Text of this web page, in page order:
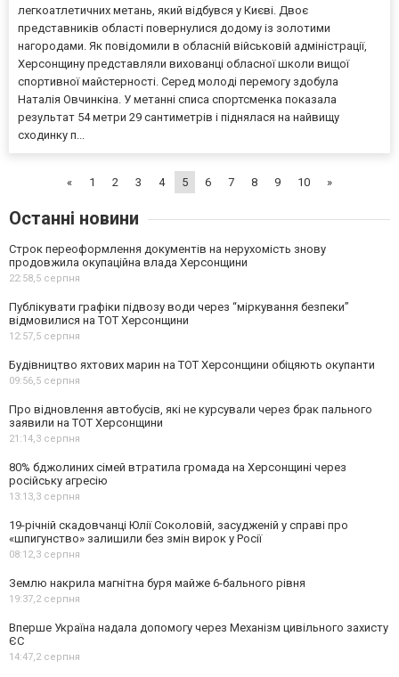
легкоатлетичних метань, який відбувся у Києві. Двоє
представників області повернулися додому із золотими
нагородами. Як повідомили в обласній військовій адміністрації,
Херсонщину представляли вихованці обласної школи вищої
спортивної майстерності. Серед молоді перемогу здобула
Наталія Овчинкіна. У метанні списа спортсменка показала
результат 54 метри 29 сантиметрів і піднялася на найвищу
сходинку п...
« 1 2 3 4 5 6 7 8 9 10 »
Останні новини
Строк переоформлення документів на нерухомість знову
продовжила окупаційна влада Херсонщини
22:58,5 серпня
Публікувати графіки підвозу води через “міркування безпеки”
відмовилися на ТОТ Херсонщини
12:57,5 серпня
Будівництво яхтових марин на ТОТ Херсонщини обіцяють окупанти
09:56,5 серпня
Про відновлення автобусів, які не курсували через брак пального
заявили на ТОТ Херсонщини
21:14,3 серпня
80% бджолиних сімей втратила громада на Херсонщині через
російську агресію
13:13,3 серпня
19-річній скадовчанці Юлії Соколовій, засудженій у справі про
«шпигунство» залишили без змін вирок у Росії
08:12,3 серпня
Землю накрила магнітна буря майже 6-бального рівня
19:37,2 серпня
Вперше Україна надала допомогу через Механізм цивільного захисту
ЄС
14:47,2 серпня